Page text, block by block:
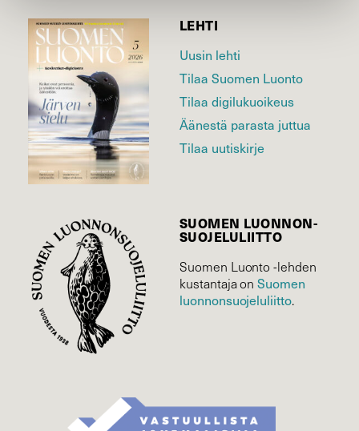
LEHTI
Uusin lehti
Tilaa Suomen Luonto
Tilaa digilukuoikeus
Äänestä parasta juttua
Tilaa uutiskirje
SUOMEN LUONNON­
SUOJELU­LIITTO
Suomen Luonto -lehden
kustantaja onSuomen
luonnonsuojelu­liitto.